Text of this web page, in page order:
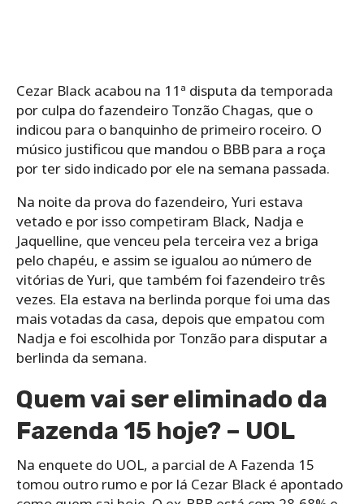
Cezar Black acabou na 11ª disputa da temporada
por culpa do fazendeiro Tonzão Chagas, que o
indicou para o banquinho de primeiro roceiro. O
músico justificou que mandou o BBB para a roça
por ter sido indicado por ele na semana passada.
Na noite da prova do fazendeiro, Yuri estava
vetado e por isso competiram Black, Nadja e
Jaquelline, que venceu pela terceira vez a briga
pelo chapéu, e assim se igualou ao número de
vitórias de Yuri, que também foi fazendeiro três
vezes. Ela estava na berlinda porque foi uma das
mais votadas da casa, depois que empatou com
Nadja e foi escolhida por Tonzão para disputar a
berlinda da semana.
Quem vai ser eliminado da
Fazenda 15 hoje? – UOL
Na enquete do UOL, a parcial de A Fazenda 15
tomou outro rumo e por lá Cezar Black é apontado